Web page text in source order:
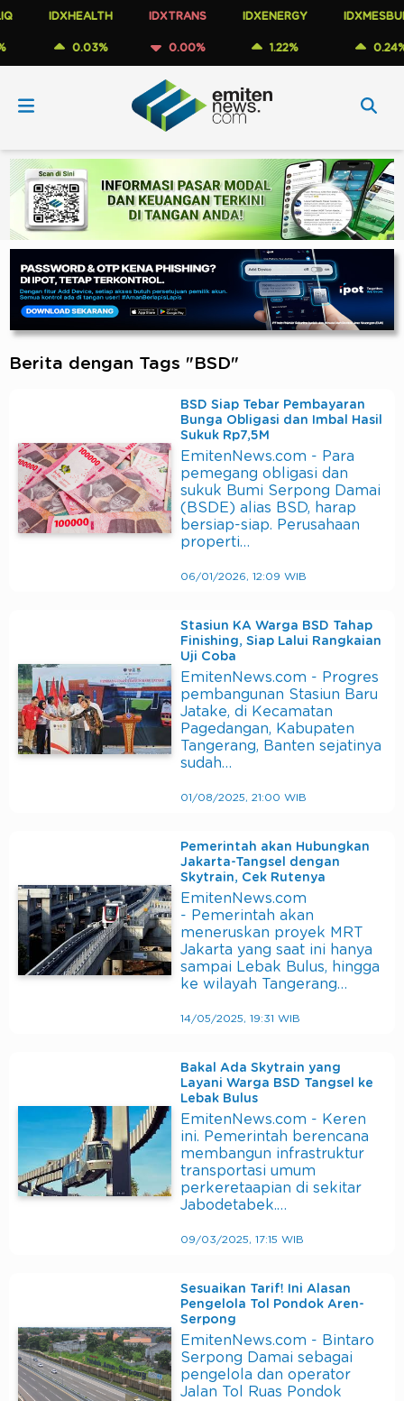
IDXHEALTH
0.03%
IDXTRANS
0.00%
IDXENERGY
1.22%
IDXMESBUMN
0.24%
Berita dengan Tags "BSD"
BSD Siap Tebar Pembayaran
Bunga Obligasi dan Imbal Hasil
Sukuk Rp7,5M
EmitenNews.com - Para
pemegang obligasi dan
sukuk Bumi Serpong Damai
(BSDE) alias BSD, harap
bersiap-siap. Perusahaan
properti…
06/01/2026, 12:09 WIB
Stasiun KA Warga BSD Tahap
Finishing, Siap Lalui Rangkaian
Uji Coba
EmitenNews.com - Progres
pembangunan Stasiun Baru
Jatake, di Kecamatan
Pagedangan, Kabupaten
Tangerang, Banten sejatinya
sudah…
01/08/2025, 21:00 WIB
Pemerintah akan Hubungkan
Jakarta-Tangsel dengan
Skytrain, Cek Rutenya
EmitenNews.com
- Pemerintah akan
meneruskan proyek MRT
Jakarta yang saat ini hanya
sampai Lebak Bulus, hingga
ke wilayah Tangerang…
14/05/2025, 19:31 WIB
Bakal Ada Skytrain yang
Layani Warga BSD Tangsel ke
Lebak Bulus
EmitenNews.com - Keren
ini. Pemerintah berencana
membangun infrastruktur
transportasi umum
perkeretaapian di sekitar
Jabodetabek.…
09/03/2025, 17:15 WIB
Sesuaikan Tarif! Ini Alasan
Pengelola Tol Pondok Aren-
Serpong
EmitenNews.com - Bintaro
Serpong Damai sebagai
pengelola dan operator
Jalan Tol Ruas Pondok